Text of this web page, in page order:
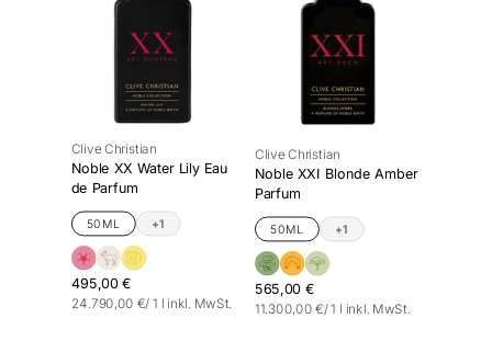
Clive Christian
Noble XX Water Lily Eau
de Parfum
50ML +1
495,00 €
Stückpreis
24.790,00 €/
pro 1 l inkl. MwSt.
Clive Christian
Noble XXI Blonde Amber
Parfum
50ML +1
565,00 €
Stückpreis
11.300,00 €/
pro 1 l inkl. MwSt.